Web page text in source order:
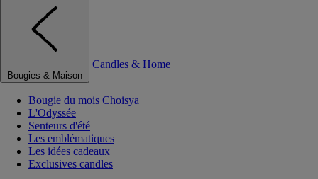
Bougies & Maison
Candles & Home
Bougie du mois Choisya
L'Odyssée
Senteurs d'été
Les emblématiques
Les idées cadeaux
Exclusives candles